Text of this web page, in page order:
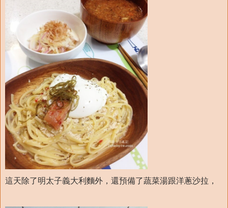
這天除了明太子義大利麵外，還預備了蔬菜湯跟洋蔥沙拉，